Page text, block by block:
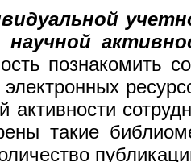
научной
познакомить
активности
такие